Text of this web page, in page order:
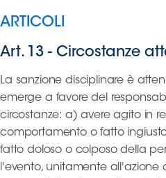
ARTICOLI
Art. 13 - Circostanze
La sanzione disciplinare è
emerge a favore del
circostanze: a) avere agito in
comportamento o fatto
fatto doloso o colposo della
l'evento, unitamente all'azione